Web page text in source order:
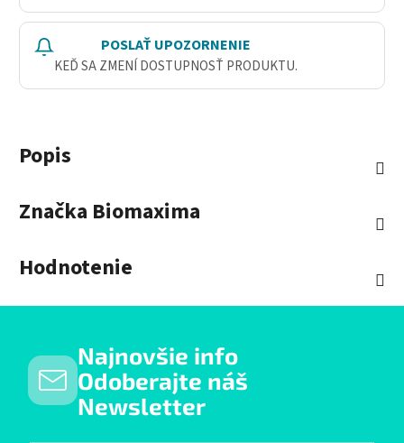
POSLAŤ UPOZORNENIE
KEĎ SA ZMENÍ DOSTUPNOSŤ PRODUKTU.
Popis
Značka Biomaxima
Hodnotenie
Najnovšie info
Odoberajte náš
Newsletter